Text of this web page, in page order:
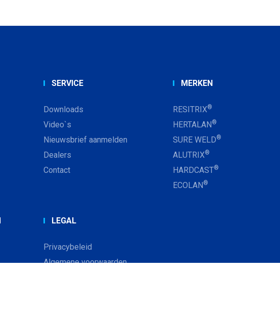
SERVICE
Downloads
Video`s
Nieuwsbrief aanmelden
Dealers
Contact
MERKEN
RESITRIX®
HERTALAN ®
SURE WELD®
ALUTRIX®
HARDCAST®
ECOLAN ®
LEGAL
Privacybeleid
Algemene voorwaarden